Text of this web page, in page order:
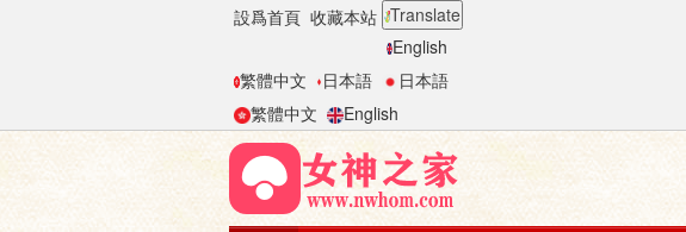
設爲首頁 收藏本站 Translate
English
繁體中文
日本語
日本語
繁體中文
English